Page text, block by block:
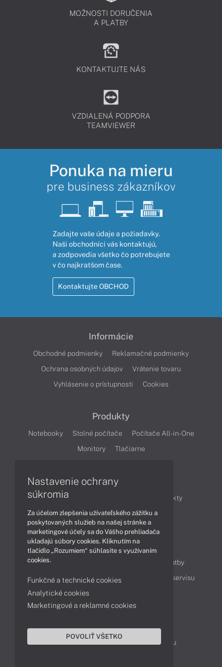
MOŽNOSTI DORUČENIA
A PLATBY
KONTAKTUJTE NÁS
VZDIALENÁ PODPORA
TEAMVIEWER
Ponuka na mieru
pre business zákazníkov
Zadajte vaše údaje a požiadavky.
Naši obchodníci vás kontaktujú,
a zodpovedia všetko čo potrebujete
v čo najkratšom čase.
Kontaktujte OBCHOD
Informácie
Obchodné podmienky
Reklamačné podmienky
Ochrana osobných údajov
Vrátenie tovaru
Vyhlásenie o prístupnosti
Cookies
Produkty
Notebooky Stolné počítače
Počítače All-in-One
Monitory
Tlačiarne
Články
Obchodné informácie
Produkty
Technológie
Videá
Obsah
Ako nakupovať
Možnosti doručenia a platby
Podpora a servis
Servisné služby Cenník servisu
Kontakty
043 4224 771
Obchodné oddelenie
Reklamácia tovaru
Nastavenie ochrany
súkromia
Za účelom zlepšenia užívateľského zážitku a
poskytovaných služieb na našej stránke a
marketingové účely sa do Vášho prehliadača
ukladajú súbory cookies. Kliknutím na
tlačidlo „Rozumiem“ súhlasíte s využívaním
cookies.
Funkčné a technické cookies
Analytické cookies
Marketingové a reklamné cookies
POVOLIŤ VŠETKO